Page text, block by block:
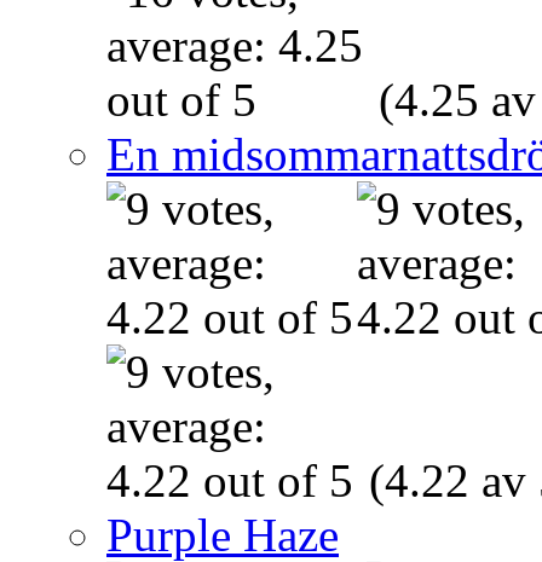
(4.25
En
(4.22 av
Purple Haze